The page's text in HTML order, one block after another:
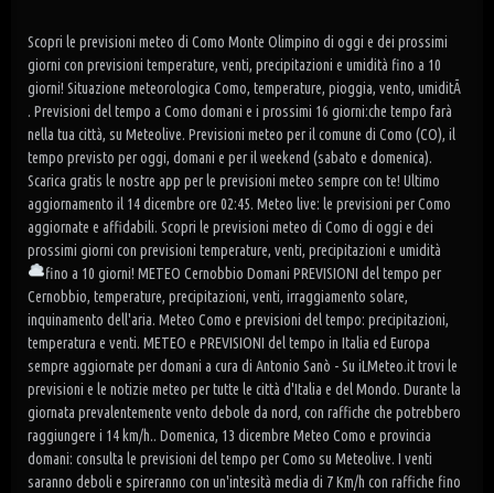
Scopri le previsioni meteo di Como Monte Olimpino di oggi e dei prossimi
giorni con previsioni temperature, venti, precipitazioni e umidità fino a 10
giorni! Situazione meteorologica Como, temperature, pioggia, vento, umiditÃ
. Previsioni del tempo a Como domani e i prossimi 16 giorni:che tempo farà
nella tua città, su Meteolive. Previsioni meteo per il comune di Como (CO), il
tempo previsto per oggi, domani e per il weekend (sabato e domenica).
Scarica gratis le nostre app per le previsioni meteo sempre con te! Ultimo
aggiornamento il 14 dicembre ore 02:45. Meteo live: le previsioni per Como
aggiornate e affidabili. Scopri le previsioni meteo di Como di oggi e dei
prossimi giorni con previsioni temperature, venti, precipitazioni e umidità
fino a 10 giorni! METEO Cernobbio Domani PREVISIONI del tempo per
Cernobbio, temperature, precipitazioni, venti, irraggiamento solare,
inquinamento dell'aria. Meteo Como e previsioni del tempo: precipitazioni,
temperatura e venti. METEO e PREVISIONI del tempo in Italia ed Europa
sempre aggiornate per domani a cura di Antonio Sanò - Su iLMeteo.it trovi le
previsioni e le notizie meteo per tutte le città d'Italia e del Mondo. Durante la
giornata prevalentemente vento debole da nord, con raffiche che potrebbero
raggiungere i 14 km/h.. Domenica, 13 dicembre Meteo Como e provincia
domani: consulta le previsioni del tempo per Como su Meteolive. I venti
saranno deboli e spireranno con un'intesità media di 7 Km/h con raffiche fino